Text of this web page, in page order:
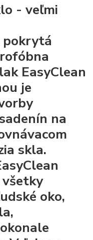
- veľmi
pokrytá
EasyClean
je
na
skla.
oko,